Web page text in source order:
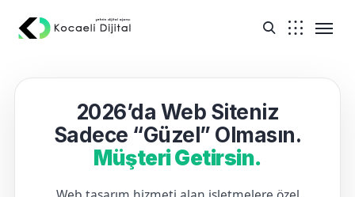
2026’da Web Siteniz
Sadece “Güzel” Olmasın.
Müşteri Getirsin.